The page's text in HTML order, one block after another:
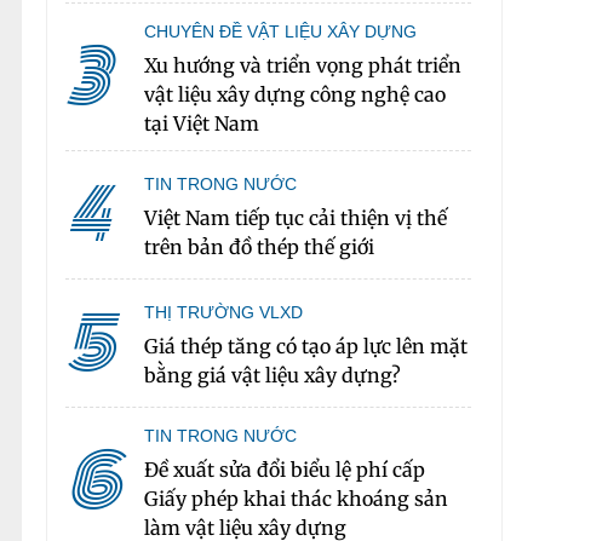
3 CHUYÊN ĐỀ VẬT LIỆU XÂY DỰNG
Xu hướng và triển vọng phát triển
vật liệu xây dựng công nghệ cao
tại Việt Nam
4 TIN TRONG NƯỚC
Việt Nam tiếp tục cải thiện vị thế
trên bản đồ thép thế giới
5 THỊ TRƯỜNG VLXD
Giá thép tăng có tạo áp lực lên mặt
bằng giá vật liệu xây dựng?
6 TIN TRONG NƯỚC
Đề xuất sửa đổi biểu lệ phí cấp
Giấy phép khai thác khoáng sản
làm vật liệu xây dựng